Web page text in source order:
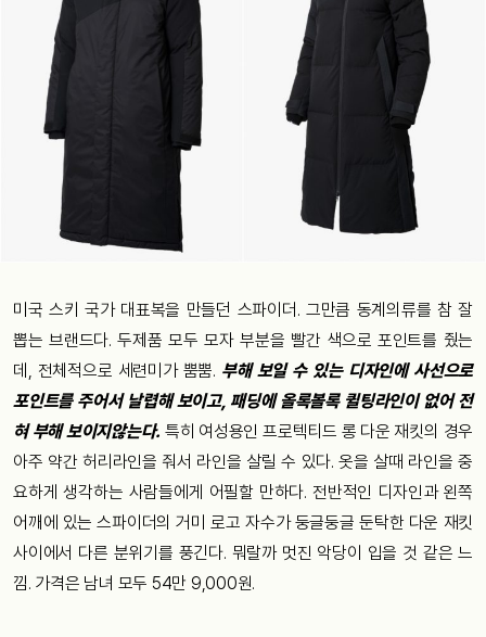
미국 스키 국가 대표복을 만들던 스파이더. 그만큼 동계의류를 참 잘
뽑는 브랜드다.두제품 모두 모자 부분을 빨간 색으로 포인트를 줬는
데, 전체적으로 세련미가 뿜뿜. 부해 보일 수 있는 디자인에 사선으로
포인트를 주어서 날렵해 보이고, 패딩에 올록볼록 퀼팅라인이 없어 전
혀 부해 보이지않는다. 특히 여성용인 프로텍티드 롱 다운 재킷의 경우
아주 약간 허리라인을 줘서 라인을 살릴 수 있다. 옷을 살때 라인을 중
요하게 생각하는 사람들에게 어필할 만하다. 전반적인 디자인과 왼쪽
어깨에 있는 스파이더의 거미 로고 자수가 둥글둥글 둔탁한 다운 재킷
사이에서 다른 분위기를 풍긴다. 뭐랄까 멋진 악당이 입을 것 같은 느
낌. 가격은 남녀 모두 54만 9,000원.